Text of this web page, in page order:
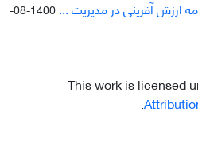
ارزش آفرینی در مدیریت ...
1400-08-
This work is licensed
.